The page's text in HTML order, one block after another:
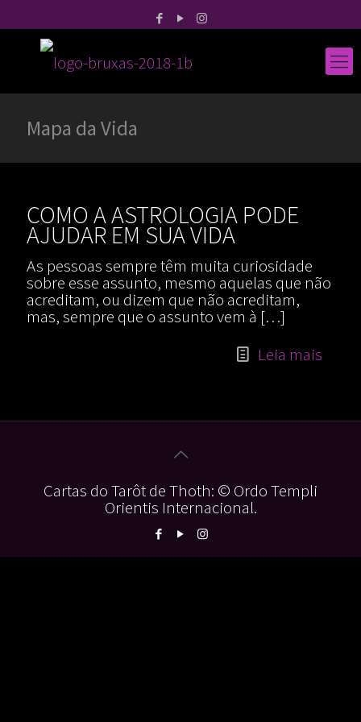
Mapa da Vida
COMO A ASTROLOGIA PODE
AJUDAR EM SUA VIDA
As pessoas sempre têm muita curiosidade
sobre esse assunto, mesmo aquelas que não
acreditam, ou dizem que não acreditam,
mas, sempre que o assunto vem à […]
Leia mais
Cartas do Tarôt de Thoth: © Ordo Templi
Orientis Internacional.